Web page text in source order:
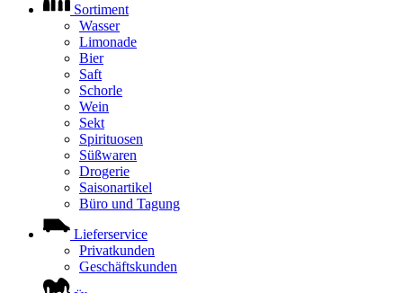
Sortiment
Wasser
Limonade
Bier
Saft
Schorle
Wein
Sekt
Spirituosen
Süßwaren
Drogerie
Saisonartikel
Büro und Tagung
Lieferservice
Privatkunden
Geschäftskunden